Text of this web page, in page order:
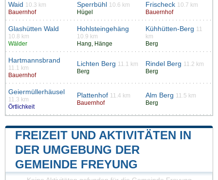
Waid 10.3 km
Bauernhof
Sperrbühl
10.6 km
Hügel
Frischeck 10.7 km
Bauernhof
Glashütten Wald
10.8 km
Wälder
Hohlsteingehäng
10.9 km
Hang, Hänge
Kühhütten-Berg 11
km
Berg
Hartmannsbrand
11.1 km
Bauernhof
Lichten Berg 11.1 km
Berg
Rindel Berg 11.2 km
Berg
Geiermüllerhäusel
11.3 km
Örtlichkeit
Plattenhof 11.4 km
Bauernhof
Alm Berg 11.5 km
Berg
FREIZEIT UND AKTIVITÄTEN IN
DER UMGEBUNG DER
GEMEINDE FREYUNG